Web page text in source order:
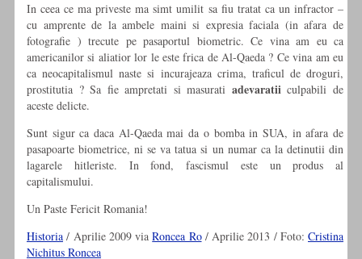
In ceea ce ma priveste ma simt umilit sa fiu tratat ca un infractor –
cu amprente de la ambele maini si expresia faciala (in afara de
fotografie ) trecute pe pasaportul biometric. Ce vina am eu ca
americanilor si aliatior lor le este frica de Al-Qaeda ? Ce vina am eu
ca neocapitalismul naste si incurajeaza crima, traficul de droguri,
prostitutia ? Sa fie ampretati si masurati adevaratiiculpabili de
aceste delicte.
Sunt sigur ca daca Al-Qaeda mai da o bomba in SUA, in afara de
pasapoarte biometrice, ni se va tatua si un numar ca la detinutii din
lagarele hitleriste. In fond, fascismul este un produs al
capitalismului.
Un Paste Fericit Romania!
Historia / Aprilie 2009 viaRoncea Ro/ Aprilie 2013 / Foto: Cristina
Nichitus Roncea